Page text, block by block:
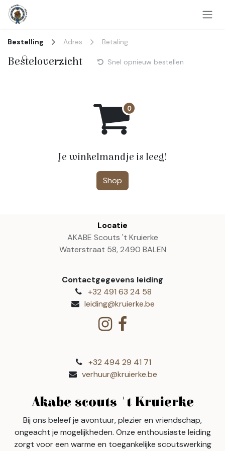
Overslaan naar inhoud
Bestelling Adres Betaling
Besteloverzicht Snel opnieuw bestellen
Je winkelmandje is leeg!
Shop
Locatie
AKABE Scouts 't Kruierke
Waterstraat 58, 2490 BALEN
Contactgegevens leiding
+32 491 63 24 58
leiding@kruierke.be
+32 494 29 41 71
verhuur@kruierke.be
Akabe scouts 't Kruierke
Bij ons beleef je avontuur, plezier en vriendschap,
ongeacht je mogelijkheden. Onze enthousiaste leiding
zorgt voor een warme en toegankelijke scoutswerking